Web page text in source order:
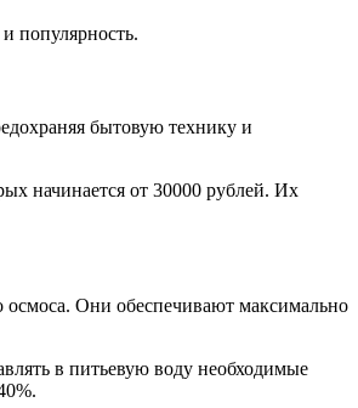
популярность.
бытовую технику и
начинается от 30000 рублей. Их
осмоса. Они обеспечивают максимально
в питьевую воду необходимые